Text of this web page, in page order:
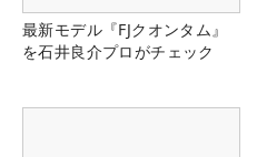
最新モデル『FJクオンタム』
を石井良介プロがチェック